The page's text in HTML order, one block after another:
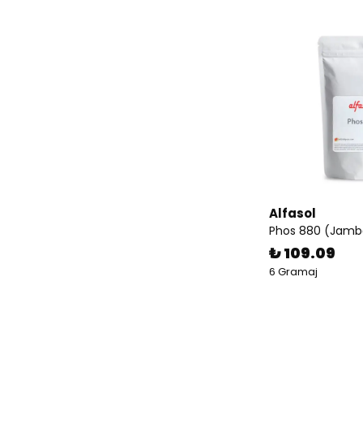
Alfasol
Phos 880
₺ 109.09
6 Gramaj